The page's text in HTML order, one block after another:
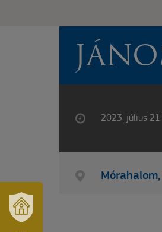
2023. július